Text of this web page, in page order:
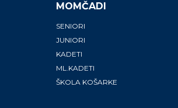
MOMČADI
SENIORI
JUNIORI
KADETI
ML.KADETI
ŠKOLA KOŠARKE